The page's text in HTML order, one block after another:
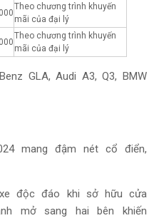
Theo chương trình khuyến
mãi của đại lý
Theo chương trình khuyến
mãi của đại lý
GLA, Audi A3, Q3, BMW
mang đậm nét cổ điển,
độc đáo khi sở hữu cửa
mở sang hai bên khiến